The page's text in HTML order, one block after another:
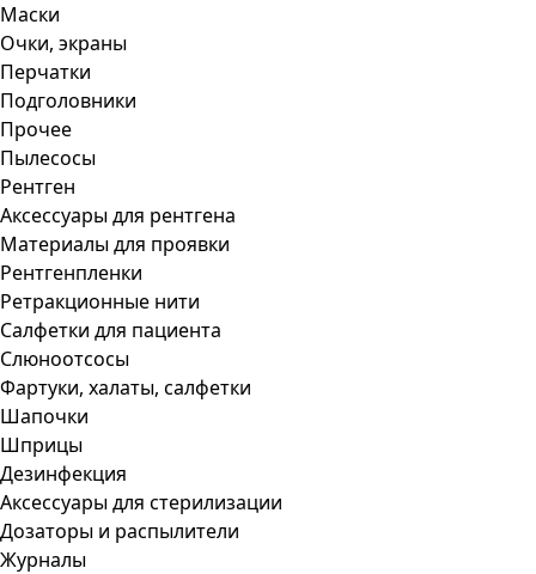
Маски
Очки, экраны
Перчатки
Подголовники
Прочее
Пылесосы
Рентген
Аксессуары для рентгена
Материалы для проявки
Рентгенпленки
Ретракционные нити
Салфетки для пациента
Слюноотсосы
Фартуки, халаты, салфетки
Шапочки
Шприцы
Дезинфекция
Аксессуары для стерилизации
Дозаторы и распылители
Журналы